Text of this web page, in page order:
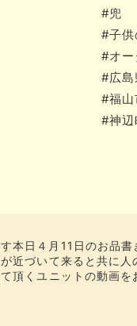
#兜
#子供
#オ
#広島
#福山
#神辺
本日４月11日のお品
近づいて来ると共に
頂くユニットの動画を